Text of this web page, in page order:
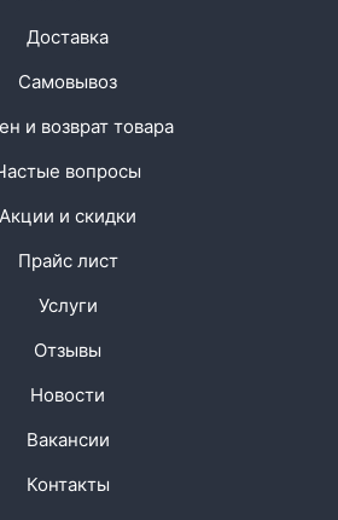
Доставка
Самовывоз
и возврат товара
вопросы
Акции и скидки
Прайс лист
Услуги
Отзывы
Новости
Вакансии
Контакты